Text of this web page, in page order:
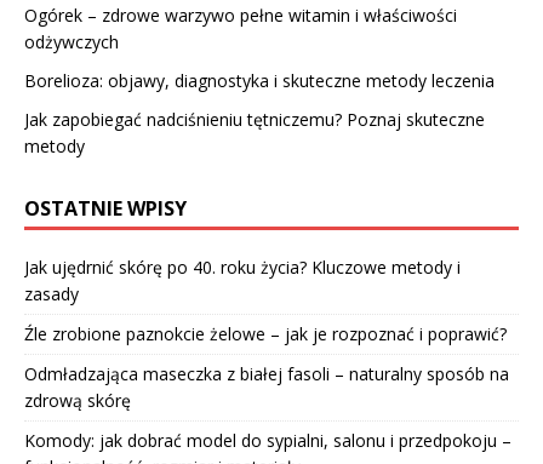
Ogórek – zdrowe warzywo pełne witamin i właściwości
odżywczych
Borelioza: objawy, diagnostyka i skuteczne metody leczenia
Jak zapobiegać nadciśnieniu tętniczemu? Poznaj skuteczne
metody
OSTATNIE WPISY
Jak ujędrnić skórę po 40. roku życia? Kluczowe metody i
zasady
Źle zrobione paznokcie żelowe – jak je rozpoznać i poprawić?
Odmładzająca maseczka z białej fasoli – naturalny sposób na
zdrową skórę
Komody: jak dobrać model do sypialni, salonu i przedpokoju –